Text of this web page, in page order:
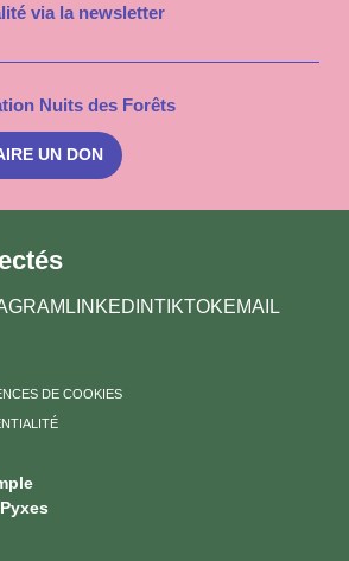
via la newsletter
à
Nuits des Forêts
UN DON
LINKEDINTIKTOKEMAIL
DE COOKIES
Pyxes